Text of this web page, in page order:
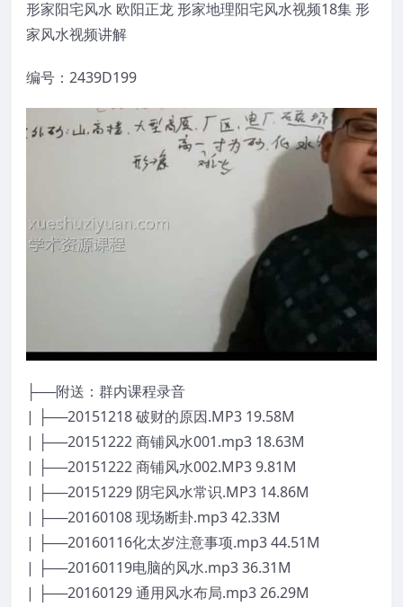
形家阳宅风水 欧阳正龙 形家地理阳宅风水视频18集 形
家风水视频讲解
编号：2439D199
├──附送：群内课程录音
| ├──20151218 破财的原因.MP3 19.58M
| ├──20151222 商铺风水001.mp3 18.63M
| ├──20151222 商铺风水002.MP3 9.81M
| ├──20151229 阴宅风水常识.MP3 14.86M
| ├──20160108 现场断卦.mp3 42.33M
| ├──20160116化太岁注意事项.mp3 44.51M
| ├──20160119电脑的风水.mp3 36.31M
| ├──20160129 通用风水布局.mp3 26.29M